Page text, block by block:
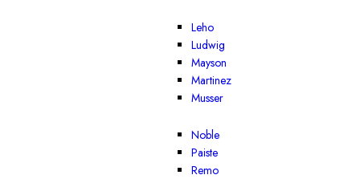
Leho
Ludwig
Mayson
Martinez
Musser
Noble
Paiste
Remo